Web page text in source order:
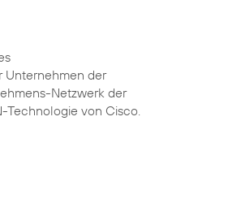
Unternehmen der
Netzwerk der
von Cisco.